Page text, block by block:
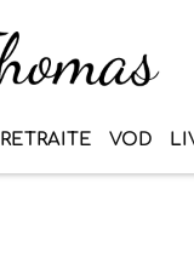
RETRAITE VOD